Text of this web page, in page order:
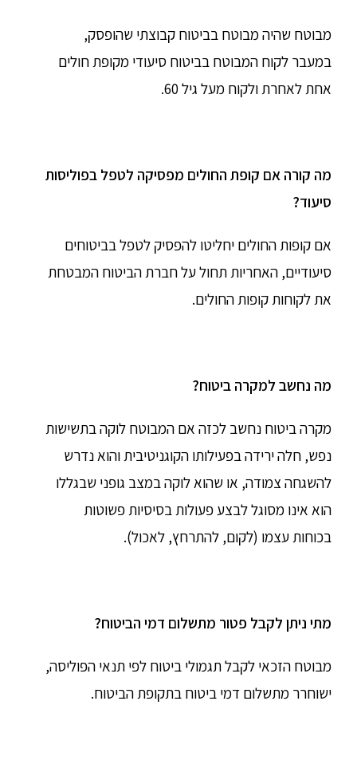
מבוטח שהיה מבוטח בביטוח קבוצתי שהופסק,
במעבר לקוח המבוטח בביטוח סיעודי מקופת חולים
אחת לאחרת ולקוח מעל גיל 60.
מה קורה אם קופת החולים מפסיקה לטפל בפוליסות
סיעוד?
אם קופות החולים יחליטו להפסיק לטפל בביטוחים
סיעודיים, האחריות תחול על חברת הביטוח המבטחת
את לקוחות קופות החולים.
מה נחשב למקרה ביטוח?
מקרה ביטוח נחשב לכזה אם המבוטח לוקה בתשישות
נפש, חלה ירידה בפעילותו הקוגניטיבית והוא נדרש
להשגחה צמודה, או שהוא לוקה במצב גופני שבגללו
הוא אינו מסוגל לבצע פעולות בסיסיות פשוטות
בכוחות עצמו (לקום, להתרחץ, לאכול).
מתי ניתן לקבל פטור מתשלום דמי הביטוח?
מבוטח הזכאי לקבל תגמולי ביטוח לפי תנאי הפוליסה,
ישוחרר מתשלום דמי ביטוח בתקופת הביטוח.